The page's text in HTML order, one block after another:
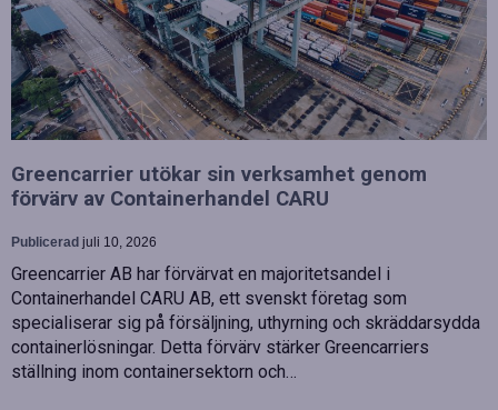
Greencarrier utökar sin verksamhet genom
förvärv av Containerhandel CARU
Publicerad juli 10, 2026
Greencarrier AB har förvärvat en majoritetsandel i
Containerhandel CARU AB, ett svenskt företag som
specialiserar sig på försäljning, uthyrning och skräddarsydda
containerlösningar. Detta förvärv stärker Greencarriers
ställning inom containersektorn och…